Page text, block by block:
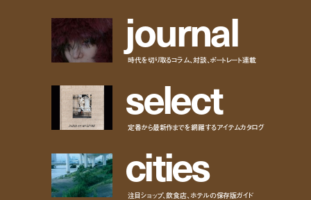
journal
時代を切り取るコラム、対談、ポートレート連載
select
定番から最新作までを網羅するアイテムカタログ
cities
注目ショップ、飲食店、ホテルの保存版ガイド